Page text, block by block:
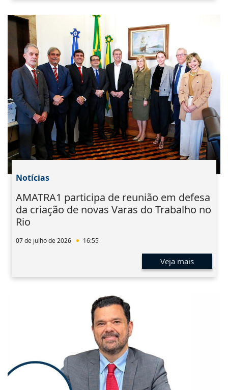
Notícias
AMATRA1 participa de reunião em defesa
da criação de novas Varas do Trabalho no
Rio
07 de julho de 2026 16:55
Veja mais